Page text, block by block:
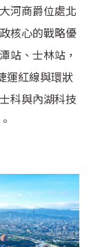
河商爵位處北
核心的戰略優
站、士林站，
運紅線與環狀
科與內湖科技